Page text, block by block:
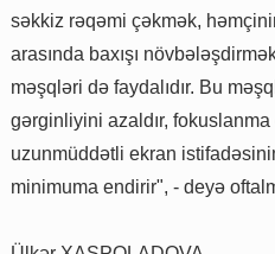
səkkiz rəqəmi çəkmək,
arasında baxışı
məşqləri də faydalıdır. Bu
gərginliyini azaldır, fokuslanma
uzunmüddətli ekran
minimuma endirir", - deyə